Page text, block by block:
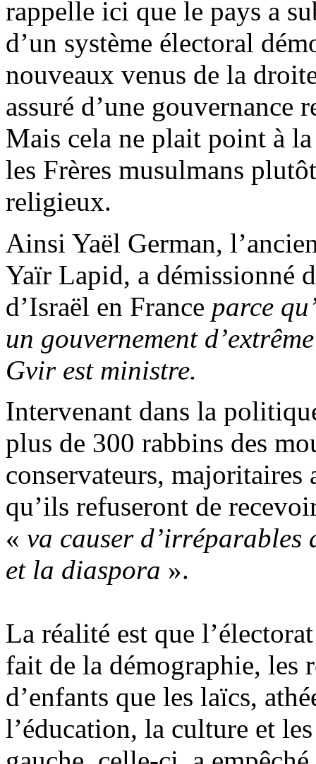
rappelle ici que le pays a
d’un système électoral
nouveaux venus de la
assuré d’une gouvernance
Mais cela ne plait point à
les Frères musulmans
religieux.
Ainsi Yaël German,
Yaïr Lapid, a démissionné
d’Israël en France parce
un gouvernement
Gvir est ministre.
Intervenant dans la
plus de 300 rabbins des
conservateurs,
qu’ils refuseront de
« va causer d’irréparables
et la diaspora ».
La réalité est que
fait de la démographie, les
d’enfants que les laïcs,
l’éducation, la culture et